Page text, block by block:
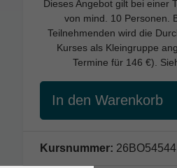
Dieses Angebot gilt bei einer
von mind. 10 Personen.
Teilnehmenden wird die
Kurses als Kleingruppe
Termine für 146 €).
In den Warenkorb
Kursnummer: 26BO54544